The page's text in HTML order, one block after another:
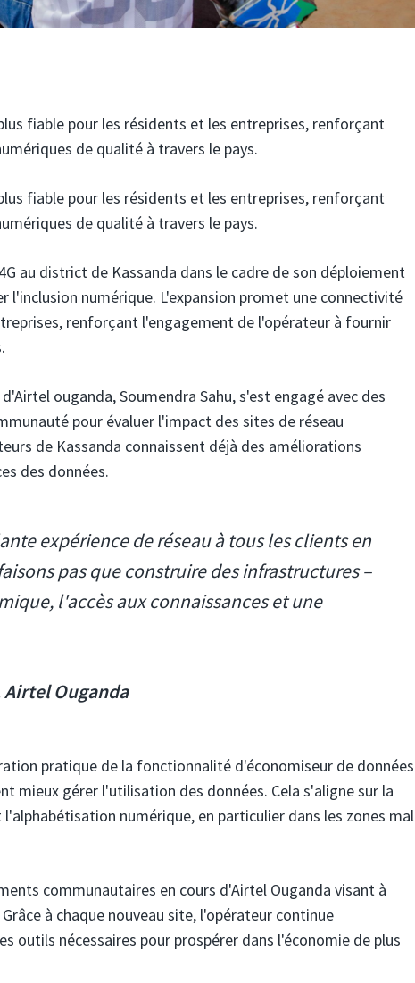
fiable pour les résidents et les entreprises, renforçant
de qualité à travers le pays.
fiable pour les résidents et les entreprises, renforçant
de qualité à travers le pays.
au district de Kassanda dans le cadre de son déploiement
numérique. L'expansion promet une connectivité
renforçant l'engagement de l'opérateur à fournir
ouganda, Soumendra Sahu, s'est engagé avec des
pour évaluer l'impact des sites de réseau
de Kassanda connaissent déjà des améliorations
des données.
expérience de réseau à tous les clients en
pas que construire des infrastructures –
l'accès aux connaissances et une
Airtel Ouganda
pratique de la fonctionnalité d'économiseur de données
mieux gérer l'utilisation des données. Cela s'aligne sur la
numérique, en particulier dans les zones mal
communautaires en cours d'Airtel Ouganda visant à
à chaque nouveau site, l'opérateur continue
outils nécessaires pour prospérer dans l'économie de plus